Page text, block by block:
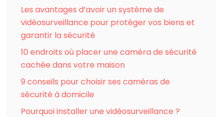
Les avantages d’avoir un système de
vidéosurveillance pour protéger vos biens et
garantir la sécurité
10 endroits où placer une caméra de sécurité
cachée dans votre maison
9 conseils pour choisir ses caméras de
sécurité à domicile
Pourquoi installer une vidéosurveillance ?